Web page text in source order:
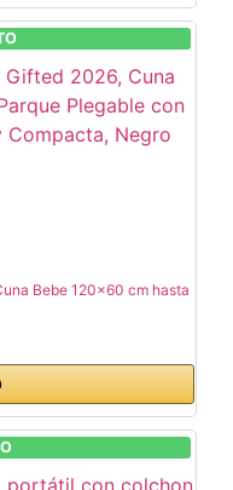
Bebe 120x60 cm hasta